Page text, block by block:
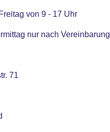
von 9 - 17 Uhr
nur nach Vereinbarung
71